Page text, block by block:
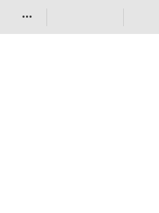
•••